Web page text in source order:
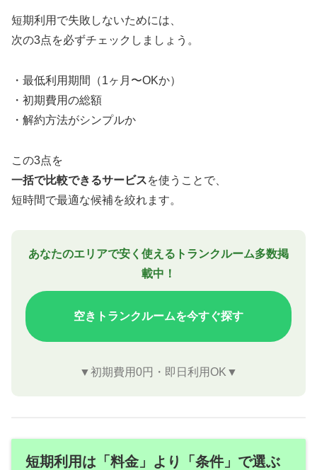
短期利用で失敗しないためには、
次の3点を必ずチェックしましょう。
・最低利用期間（1ヶ月〜OKか）
・初期費用の総額
・解約方法がシンプルか
この3点を
一括で比較できるサービスを使うことで、
短時間で最適な候補を絞れます。
あなたのエリアで安く使えるトランクルーム多数掲
載中！
空きトランクルームを今すぐ探す
▼初期費用0円・即日利用OK▼
短期利用は「料金」より「条件」で選ぶ